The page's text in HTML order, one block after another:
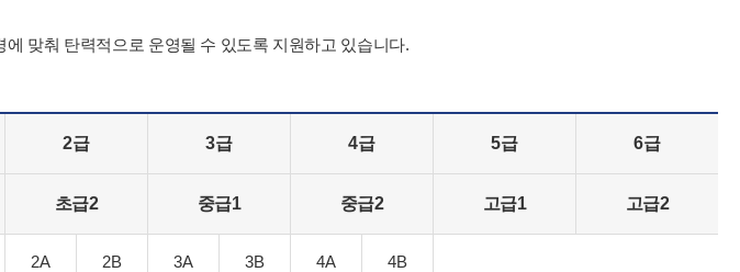
맞춰 탄력적으로 운영될 수 있도록 지원하고 있습니다.
2급 3급 4급 5급 6급
초급2 중급1 중급2 고급1 고급2
2A 2B 3A 3B 4A 4B